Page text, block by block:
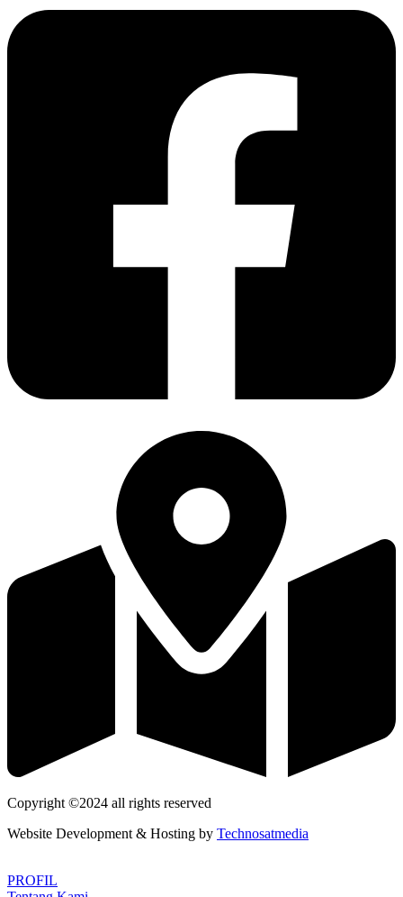
Copyright ©2024 all rights reserved
Website Development & Hosting by Technosatmedia
PROFIL